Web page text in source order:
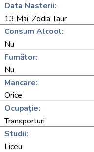
Data Nasterii:
13 Mai, Zodia Taur
Consum Alcool:
Nu
Fumător:
Nu
Mancare:
Orice
Ocupaţie:
Transporturi
Studii:
Liceu